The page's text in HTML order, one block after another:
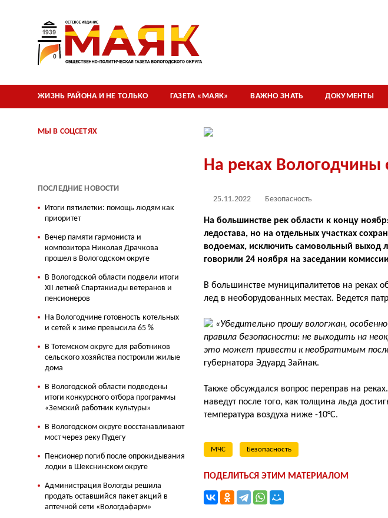
ЖИЗНЬ РАЙОНА И НЕ ТОЛЬКО ГАЗЕТА «МАЯК» ВАЖНО ЗНАТЬ ДОКУМЕНТЫ
На реках Вологодчины
25.11.2022 Безопасность
На большинстве рек области к концу
ледостава, но на отдельных участках
водоемах, исключить самовольный выход
говорили 24 ноября на заседании
В большинстве муниципалитетов на реках
лед в необорудованных местах. Ведется
«Убедительно прошу вологжан,
правила безопасности: не выходить на
это может привести к необратимым
губернатора Эдуард Зайнак.
Также обсуждался вопрос переправ на
наведут после того, как толщина льда
температура воздуха ниже -10°С.
МЧС Безопасность
ПОДЕЛИТЬСЯ ЭТИМ МАТЕРИАЛОМ
МЫ В СОЦСЕТЯХ
ПОСЛЕДНИЕ НОВОСТИ
Итоги пятилетки: помощь людям как
приоритет
Вечер памяти гармониста и
композитора Николая Драчкова
прошел в Вологодском округе
В Вологодской области подвели итоги
XII летней Спартакиады ветеранов и
пенсионеров
На Вологодчине готовность котельных
и сетей к зиме превысила 65 %
В Тотемском округе для работников
сельского хозяйства построили жилые
дома
В Вологодской области подведены
итоги конкурсного отбора программы
«Земский работник культуры»
В Вологодском округе восстанавливают
мост через реку Пудегу
Пенсионер погиб после опрокидывания
лодки в Шекснинском округе
Администрация Вологды решила
продать оставшийся пакет акций в
аптечной сети «Вологдафарм»